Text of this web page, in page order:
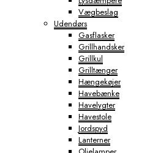
Vægbeslag
Udendørs
Gasflasker
Grillhandsker
Grillkul
Grilltænger
Hængekøjer
Havebænke
Havelygter
Havestole
Jordspyd
Lanterner